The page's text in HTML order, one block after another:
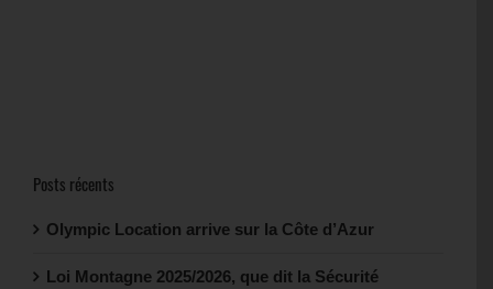
Posts récents
Olympic Location arrive sur la Côte d’Azur
Loi Montagne 2025/2026, que dit la Sécurité